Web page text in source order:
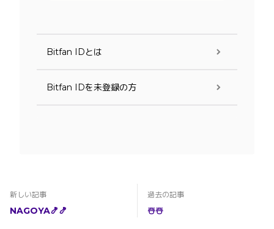
Bitfan IDとは
Bitfan IDを未登録の方
新しい記事
NAGOYA🍤🍤
過去の記事
☃️☃️